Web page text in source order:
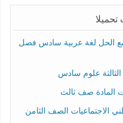
تحميلا
الحل لغة عربية سادس فصل
علوم سادس
المادة صف ثالث
الاجتماعيات الصف الثامن